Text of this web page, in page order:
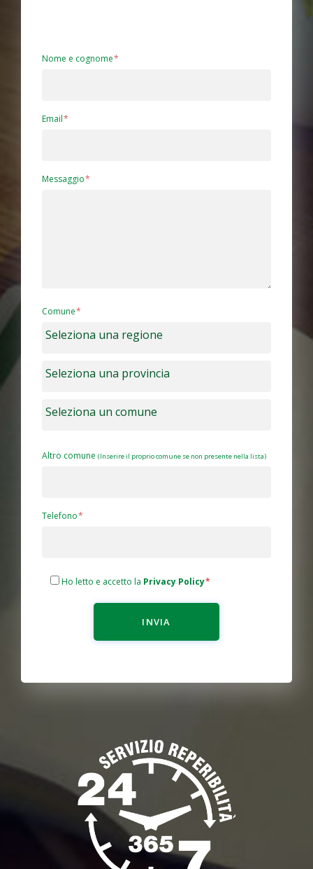
Nome e cognome
Email
Messaggio
Comune
Altro comune (Inserire il proprio comune se non presente nella lista)
Telefono
Ho letto e accetto la Privacy Policy